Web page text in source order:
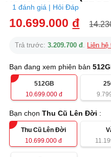
1 đánh giá | Hỏi Đáp
10.699.000 đ
Trả trước:3.209.700 đ. Liên
Bạn đang xem phiên bản
512GB
10.699.000 đ
Bạn chọnThu Cũ Lên Đời :
Thu Cũ Lên Đời
10.699.000đ